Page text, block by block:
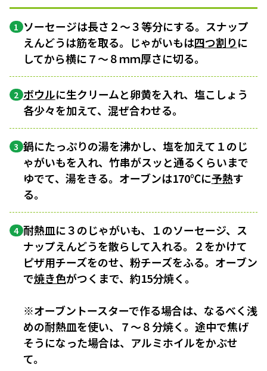
1 ソーセージは長さ２〜３等分にする。スナップ
えんどうは筋を取る。じゃがいもは四つ割りに
してから横に７〜８ｍｍ厚さに切る。
2 ボウルに生クリームと卵黄を入れ、塩こしょう
各少々を加えて、混ぜ合わせる。
3 鍋にたっぷりの湯を沸かし、塩を加えて１のじ
ゃがいもを入れ、竹串がスッと通るくらいまで
ゆでて、湯をきる。オーブンは170℃に予熱す
る。
4 耐熱皿に３のじゃがいも、１のソーセージ、ス
ナップえんどうを散らして入れる。２をかけて
ピザ用チーズをのせ、粉チーズをふる。オーブン
で焼き色がつくまで、約15分焼く。
※オーブントースターで作る場合は、なるべく浅
めの耐熱皿を使い、７〜８分焼く。途中で焦げ
そうになった場合は、アルミホイルをかぶせ
て。